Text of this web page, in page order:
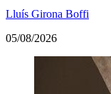
Lluís Girona Boffi
05/08/2026